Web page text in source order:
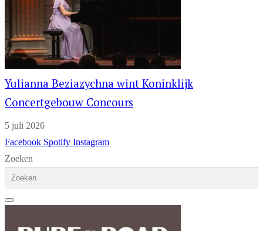
Yulianna Beziazychna wint Koninklijk
Concertgebouw Concours
5 juli 2026
Facebook Spotify Instagram
Zoeken